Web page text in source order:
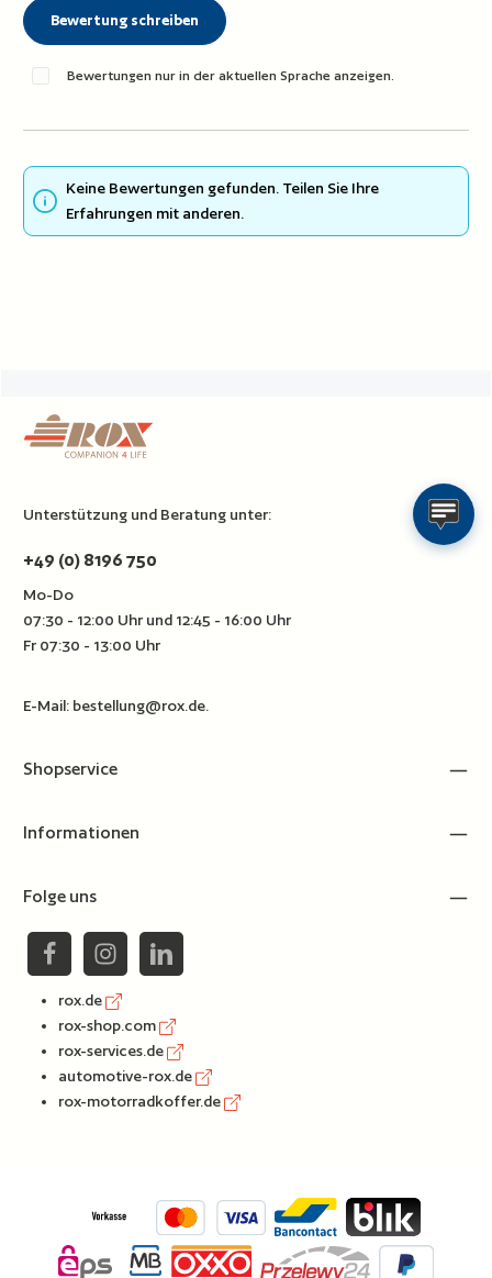
Bewertung schreiben
Bewertungen nur in der aktuellen Sprache anzeigen.
Keine Bewertungen gefunden. Teilen Sie Ihre
Erfahrungen mit anderen.
Unterstützung und Beratung unter:
+49 (0) 8196 750
Mo-Do
07:30 - 12:00 Uhr und 12:45 - 16:00 Uhr
Fr 07:30 - 13:00 Uhr
E-Mail: bestellung@rox.de.
Shopservice
Informationen
Folge uns
rox.de
rox-shop.com
rox-services.de
automotive-rox.de
rox-motorradkoffer.de